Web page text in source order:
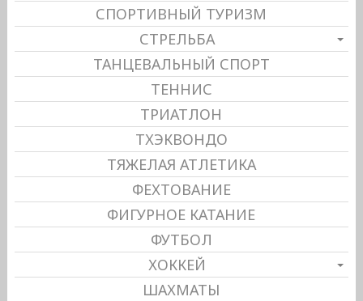
СПОРТИВНЫЙ ТУРИЗМ
СТРЕЛЬБА
ТАНЦЕВАЛЬНЫЙ СПОРТ
ТЕННИС
ТРИАТЛОН
ТХЭКВОНДО
ТЯЖЕЛАЯ АТЛЕТИКА
ФЕХТОВАНИЕ
ФИГУРНОЕ КАТАНИЕ
ФУТБОЛ
ХОККЕЙ
ШАХМАТЫ